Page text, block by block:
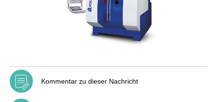
Kommentar zu dieser Nachricht